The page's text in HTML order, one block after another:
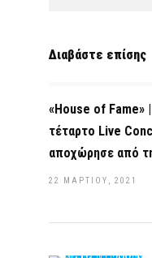
Διαβάστε επίσης
«House of Fame»
τέταρτο Live
αποχώρησε από
22 ΜΑΡΤΊΟΥ, 2021